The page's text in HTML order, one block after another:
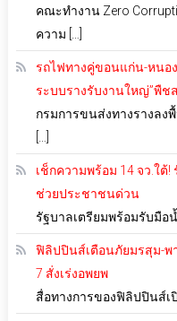
คณะทำงาน Zero
ความ […]
รถไฟทางคู่ขอนแก่น-หนอง
ระบบรางรับงานใหญ่”พืช
กรมการขนส่งทางรางลง
เช็กความพร้อม 14 จว.ใ
ช่วยประชาชนด่วน
รัฐบาลเตรียมพร้อมรับมือน้
ฟิลิปปินส์เตือนภัยมรสุม-พ
7 สั่งเร่งอพยพ
สื่อทางการของฟิลิปปินส์เปิ